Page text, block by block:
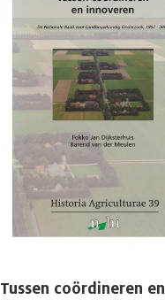
Tussen coördineren en